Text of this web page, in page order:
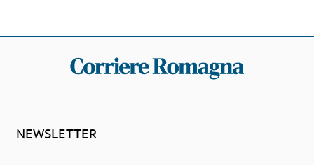
NEWSLETTER